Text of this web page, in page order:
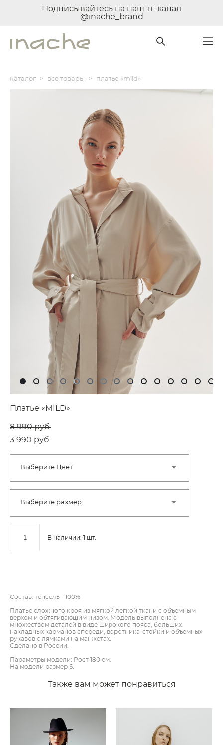
Подписывайтесь на наш тг-канал
@inache_brand
каталог > все товары > платье «mild»
Платье «MILD»
8 990 pуб.
3 990 pуб.
Выберите Цвет
Выберите размер
В наличии: 1 шт.
Состав: тенсель - 100%
Платье сложного кроя из мягкой легкой ткани с объемным
верхом и обтягивающим низом. Модель выполнена с
множеством деталей в виде широкого пояса, больших
накладных карманов спереди, воротника-стойки и объемных
рукавов с лямками на манжетах.
Сделано в России.
Параметры модели: Рост 180 см.
На модели размер S.
Также вам может понравиться